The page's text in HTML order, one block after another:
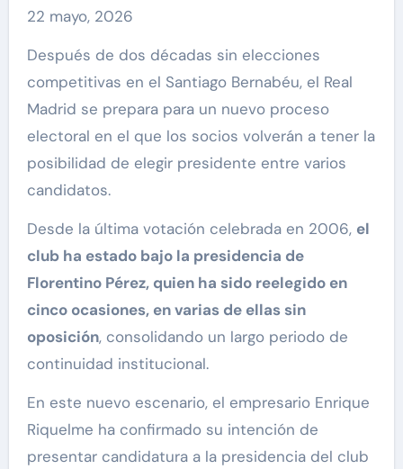
22 mayo, 2026
Después de dos décadas sin elecciones
competitivas en el Santiago Bernabéu, el Real
Madrid se prepara para un nuevo proceso
electoral en el que los socios volverán a tener la
posibilidad de elegir presidente entre varios
candidatos.
Desde la última votación celebrada en 2006, el
club ha estado bajo la presidencia de
Florentino Pérez, quien ha sido reelegido en
cinco ocasiones, en varias de ellas sin
oposición, consolidando un largo periodo de
continuidad institucional.
En este nuevo escenario, el empresario Enrique
Riquelme ha confirmado su intención de
presentar candidatura a la presidencia del club